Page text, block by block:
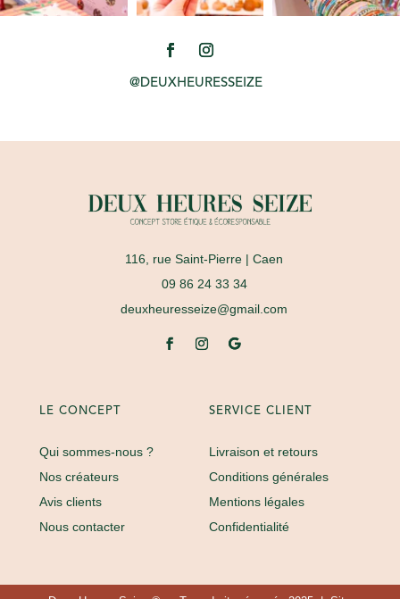
@DEUXHEURESSEIZE
116, rue Saint-Pierre | Caen
09 86 24 33 34
deuxheuresseize@gmail.com
LE CONCEPT
Qui sommes-nous ?
Nos créateurs
Avis clients
Nous contacter
SERVICE CLIENT
Livraison et retours
Conditions générales
Mentions légales
Confidentialité